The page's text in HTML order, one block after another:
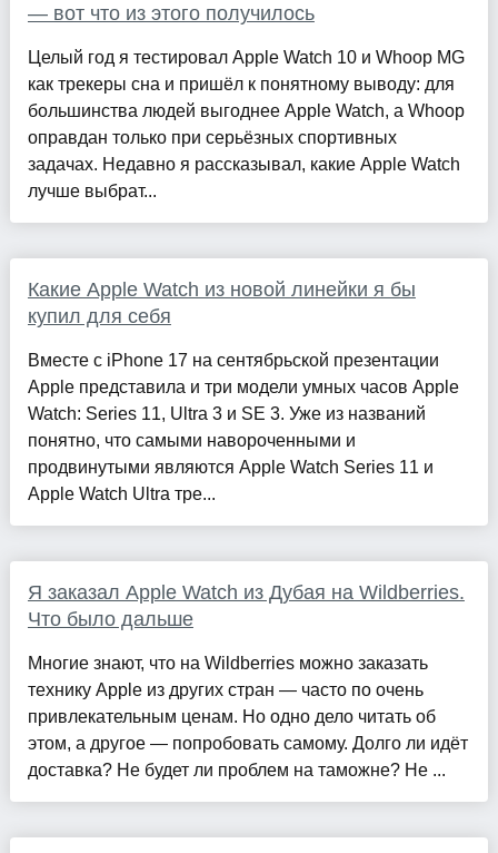
— вот что из этого получилось
Целый год я тестировал Apple Watch 10 и Whoop MG
как трекеры сна и пришёл к понятному выводу: для
большинства людей выгоднее Apple Watch, а Whoop
оправдан только при серьёзных спортивных
задачах. Недавно я рассказывал, какие Apple Watch
лучше выбрат...
Какие Apple Watch из новой линейки я бы
купил для себя
Вместе с iPhone 17 на сентябрьской презентации
Apple представила и три модели умных часов Apple
Watch: Series 11, Ultra 3 и SE 3. Уже из названий
понятно, что самыми навороченными и
продвинутыми являются Apple Watch Series 11 и
Apple Watch Ultra тре...
Я заказал Apple Watch из Дубая на Wildberries.
Что было дальше
Многие знают, что на Wildberries можно заказать
технику Apple из других стран — часто по очень
привлекательным ценам. Но одно дело читать об
этом, а другое — попробовать самому. Долго ли идёт
доставка? Не будет ли проблем на таможне? Не ...